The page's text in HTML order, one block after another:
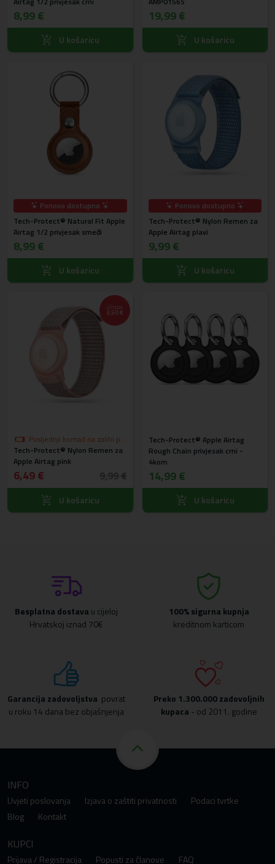
8,99 €
U košaricu
19,99 €
U košaricu
Ponovo dostupno
Tech-Protect® Natural Fit Apple
Airtag 1/2 privjesak smeđi
8,99 €
U košaricu
Ponovo dostupno
Tech-Protect® Nylon Remen za
Apple Airtag plavi
9,99 €
U košaricu
UŠTEDA
3,50 €
Posljednji komad na zalihi po
akcijskoj cijeni
Tech-Protect® Nylon Remen za
Apple Airtag pink
6,49 €
U košaricu
Tech-Protect® Apple Airtag
Rough Chain privjesak crni -
4kom
14,99 €
U košaricu
Besplatna dostava u cijeloj
Hrvatskoj iznad 70€
100% sigurna kupnja
kreditnom karticom
Garancija zadovoljstva povrat
u roku 14 dana bez objašnjenja
Preko 1.300.000 zadovoljnih
kupaca - od 2011. godine
INFO
Uvjeti poslovanja Izjava o zaštiti privatnosti
Podaci tvrtke
Blog
Kontakt
KUPCI
Prijava / Registracija Popusti za članove FAQ